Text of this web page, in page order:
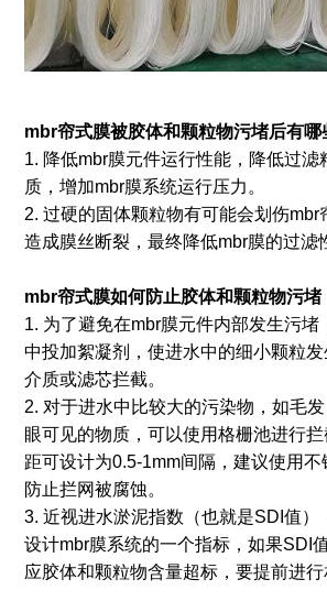
mbr帘式膜被胶体和颗粒物污堵后有哪
1. 降低mbr膜元件运行性能，降低过滤
质，增加mbr膜系统运行压力。
2. 过硬的固体颗粒物有可能会划伤mbr
造成膜丝断裂，最终降低mbr膜的过滤
mbr帘式膜如何防止胶体和颗粒物污堵
1. 为了避免在mbr膜元件内部发生污堵
中投加絮凝剂，使进水中的细小颗粒
介质或滤芯拦截。
2. 对于进水中比较大的污染物，如毛
眼可见的物质，可以使用格栅池进行
距可设计为0.5-1mm间隔，建议使用不
防止拦网被腐蚀。
3. 近视进水淤泥指数（也就是SDI值）
设计mbr膜系统的一个指标，如果SDI
应胶体和颗粒物含量超标，要提前进行